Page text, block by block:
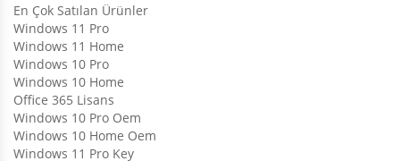
En Çok Satılan Ürünler
Windows 11 Pro
Windows 11 Home
Windows 10 Pro
Windows 10 Home
Office 365 Lisans
Windows 10 Pro Oem
Windows 10 Home Oem
Windows 11 Pro Key